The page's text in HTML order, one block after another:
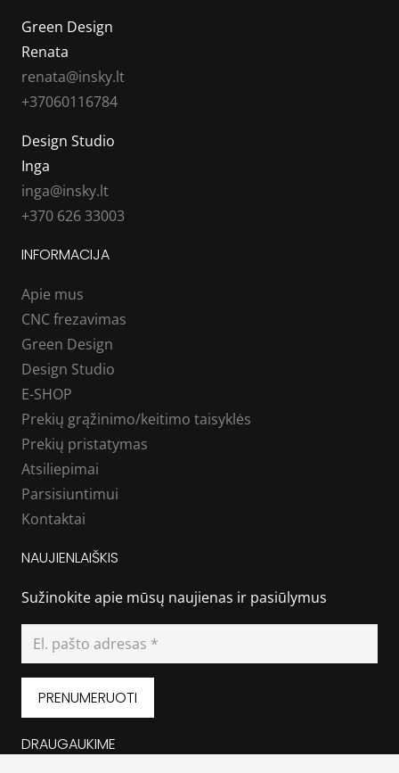
Green Design
Renata
renata@insky.lt
+37060116784
Design Studio
Inga
inga@insky.lt
+370 626 33003
INFORMACIJA
Apie mus
CNC frezavimas
Green Design
Design Studio
E-SHOP
Prekių grąžinimo/keitimo taisyklės
Prekių pristatymas
Atsiliepimai
Parsisiuntimui
Kontaktai
NAUJIENLAIŠKIS
Sužinokite apie mūsų naujienas ir pasiūlymus
PRENUMERUOTI
DRAUGAUKIME